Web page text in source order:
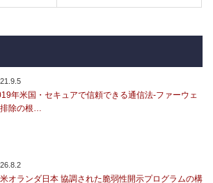
年米国・セキュアで信頼できる通信法-ファーウェ
除の根…
オランダ日本 協調された脆弱性開示プログラムの構